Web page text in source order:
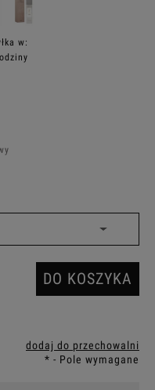
w:
płatności
DO KOSZYKA
dodaj do przechowalni
* - Pole wymagane